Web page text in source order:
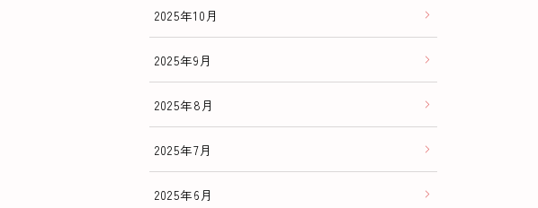
2025年10月
2025年9月
2025年8月
2025年7月
2025年6月